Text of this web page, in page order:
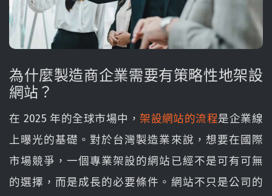
為什麼製造商企業需要有策略性地架設
網站？
在 2025 年的全球市場中，架設網站的流程是企業線
上曝光的基礎。對於台灣製造業來說，想要在國際
市場競爭，一個專業架設的網站已經不是可有可無
的選擇，而是成長的必要條件。網站不只是公司的